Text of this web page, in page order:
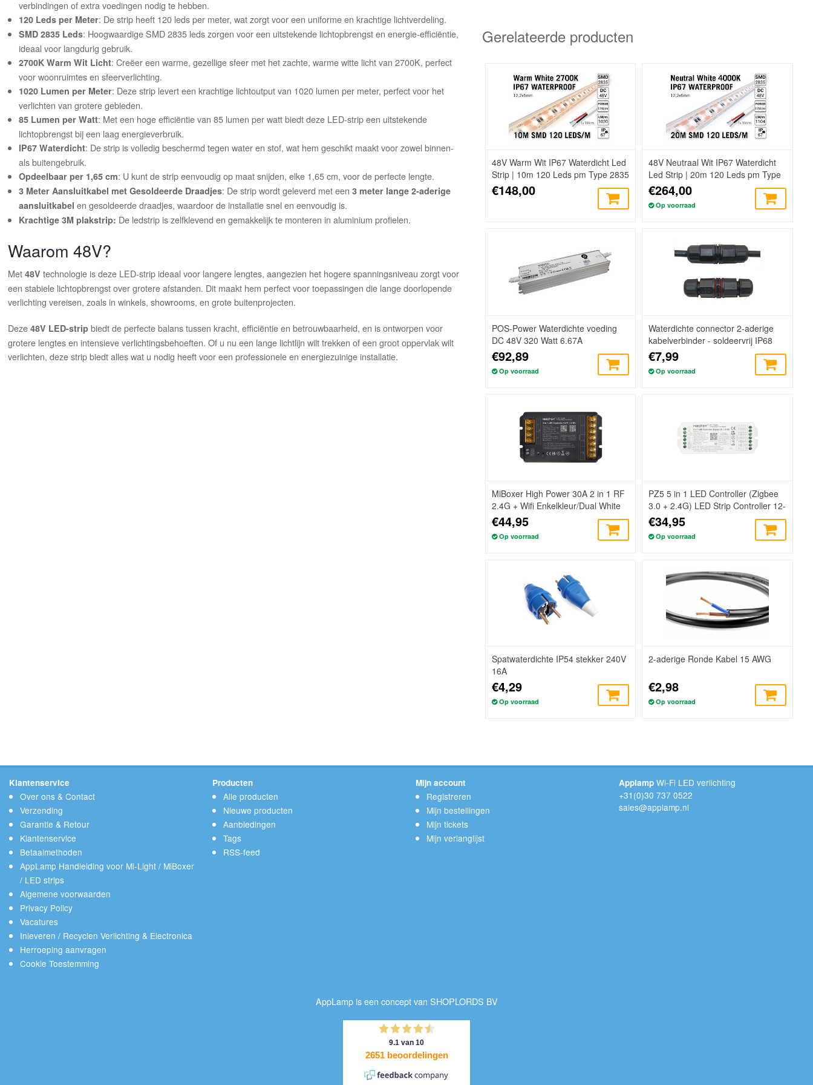
verbindingen of extra voedingen nodig te hebben.
120 Leds per Meter: De strip heeft 120 leds per meter, wat zorgt voor een uniforme en krachtige lichtverdeling.
SMD 2835 Leds: Hoogwaardige SMD 2835 leds zorgen voor een uitstekende lichtopbrengst en energie-efficiëntie,
ideaal voor langdurig gebruik.
2700K Warm Wit Licht: Creëer een warme, gezellige sfeer met het zachte, warme witte licht van 2700K, perfect
voor woonruimtes en sfeerverlichting.
1020 Lumen per Meter: Deze strip levert een krachtige lichtoutput van 1020 lumen per meter, perfect voor het
verlichten van grotere gebieden.
85 Lumen per Watt: Met een hoge efficiëntie van 85 lumen per watt biedt deze LED-strip een uitstekende
lichtopbrengst bij een laag energieverbruik.
IP67 Waterdicht: De strip is volledig beschermd tegen water en stof, wat hem geschikt maakt voor zowel binnen-
als buitengebruik.
Opdeelbaar per 1,65 cm: U kunt de strip eenvoudig op maat snijden, elke 1,65 cm, voor de perfecte lengte.
3 Meter Aansluitkabel met Gesoldeerde Draadjes: De strip wordt geleverd met een3 meter lange 2-aderige
aansluitkabel en gesoldeerde draadjes, waardoor de installatie snel en eenvoudig is.
Krachtige 3M plakstrip: De ledstrip is zelfklevend en gemakkelijk te monteren in aluminium profielen.
Waarom 48V?
Met48V technologie is deze LED-strip ideaal voor langere lengtes, aangezien het hogere spanningsniveau zorgt voor
een stabiele lichtopbrengst over grotere afstanden. Dit maakt hem perfect voor toepassingen die lange doorlopende
verlichting vereisen, zoals in winkels, showrooms, en grote buitenprojecten.
Deze48V LED-strip biedt de perfecte balans tussen kracht, efficiëntie en betrouwbaarheid, en is ontworpen voor
grotere lengtes en intensieve verlichtingsbehoeften. Of u nu een lange lichtlijn wilt trekken of een groot oppervlak wilt
verlichten, deze strip biedt alles wat u nodig heeft voor een professionele en energiezuinige installatie.
Gerelateerde producten
48V Warm Wit IP67 Waterdicht Led
Strip | 10m 120 Leds pm Type 2835
Losse Strip
€148,00
48V Neutraal Wit IP67 Waterdicht
Led Strip | 20m 120 Leds pm Type
2835 Losse Strip
€264,00
Op voorraad
POS-Power Waterdichte voeding
DC 48V 320 Watt 6.67A
€92,89
Op voorraad
Waterdichte connector 2-aderige
kabelverbinder - soldeervrij IP68
€7,99
Op voorraad
MiBoxer High Power 30A 2 in 1 RF
2.4G + Wifi Enkelkleur/Dual White
CCT Dimmer Controller |12-48V
€44,95
Op voorraad
PZ5 5 in 1 LED Controller (Zigbee
3.0 + 2.4G) LED Strip Controller 12-
48V, 20A (los)
€34,95
Op voorraad
Spatwaterdichte IP54 stekker 240V
16A
€4,29
Op voorraad
2-aderige Ronde Kabel 15 AWG
€2,98
Op voorraad
Klantenservice
Over ons & Contact
Verzending
Garantie & Retour
Klantenservice
Betaalmethoden
AppLamp Handleiding voor Mi-Light / MiBoxer
/ LED strips
Algemene voorwaarden
Privacy Policy
Vacatures
Inleveren / Recyclen Verlichting & Electronica
Herroeping aanvragen
Cookie Toestemming
Producten
Alle producten
Nieuwe producten
Aanbiedingen
Tags
RSS-feed
Mijn account
Registreren
Mijn bestellingen
Mijn tickets
Mijn verlanglijst
Applamp Wi-Fi LED verlichting
+31(0)30 737 0522
sales@applamp.nl
AppLamp is een concept van SHOPLORDS BV